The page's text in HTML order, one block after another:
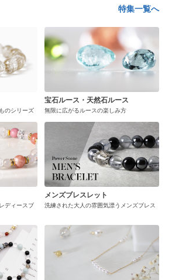
特集一覧へ
のシリーズ
宝石ルース・天然石ルース
無限に広がるルースの楽しみ方
ディースブ
メンズブレスレット
洗練された大人の雰囲気漂うメンズブレス